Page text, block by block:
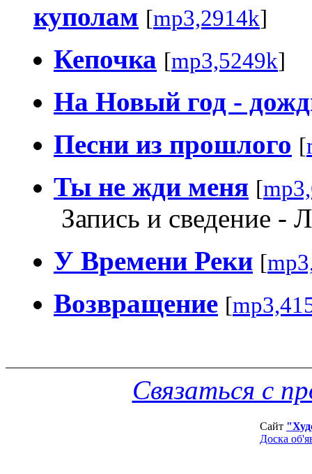
куполам [mp3,2914k]
Кепочка [mp3,5249k]
На Новый год -
Песни из прошлого [
Ты не жди меня [
Запись и сведение -
У Времени Реки [
Возвращение [
Связаться с
Сайт
Доска